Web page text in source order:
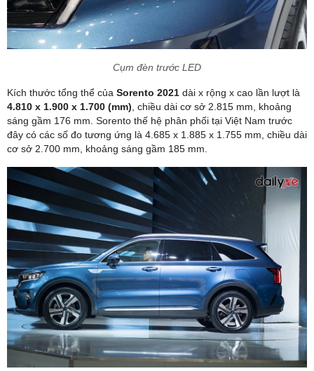
Cụm đèn trước LED
Kích thước tổng thể của Sorento 2021 dài x rộng x cao lần lượt là
4.810 x 1.900 x 1.700 (mm), chiều dài cơ sở 2.815 mm, khoảng
sáng gầm 176 mm. Sorento thế hệ phân phối tại Việt Nam trước
đây có các số đo tương ứng là 4.685 x 1.885 x 1.755 mm, chiều dài
cơ sở 2.700 mm, khoảng sáng gầm 185 mm.